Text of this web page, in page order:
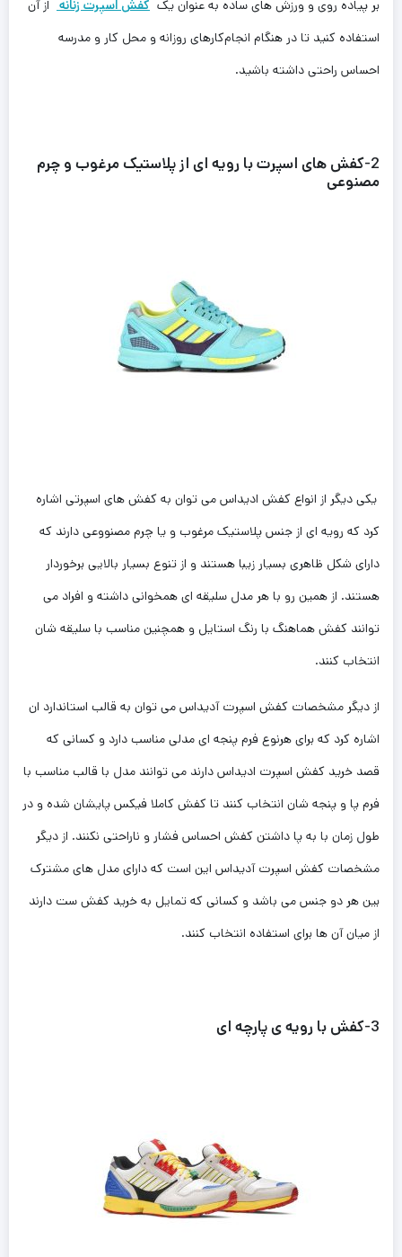
بر پیاده روی و ورزش های ساده به عنوان یک کفش اسپرت زنانه از آن
استفاده کنید تا در هنگام انجام‌کارهای روزانه و محل کار و مدرسه
احساس راحتی داشته باشید.
2-کفش های اسپرت با رویه ای از پلاستیک مرغوب و چرم
مصنوعی
یکی دیگر از انواع کفش ادیداس می توان به کفش های اسپرتی اشاره
کرد که رویه ای از جنس پلاستیک مرغوب و یا چرم ‌مصنووعی دارند که
دارای شکل ظاهری بسیار زیبا هستند و از تنوع بسیار بالایی برخوردار
هستند. از همین رو با هر مدل سلیقه ای همخوانی داشته و افراد می
توانند کفش هماهنگ با رنگ استایل و همچنین مناسب با سلیقه شان
انتخاب کنند.
از دیگر مشخصات کفش اسپرت آدیداس می توان به قالب استاندارد ان
اشاره کرد که برای هرنوع فرم ‌پنجه ای مدلی مناسب دارد و کسانی که
قصد خرید کفش اسپرت ادیداس دارند می توانند مدل با قالب مناسب با
فرم پا و پنجه شان انتخاب کنند تا کفش کاملا فیکس پایشان شده و در
طول زمان با به پا داشتن کفش احساس فشار و ناراحتی نکنند. از دیگر
مشخصات کفش اسپرت آدیداس این است که دارای مدل های مشترک
بین هر دو جنس می باشد و کسانی که تمایل به خرید کفش ست دارند
از میان آن ها برای استفاده انتخاب کنند.
3-کفش با رویه ی پارچه ای